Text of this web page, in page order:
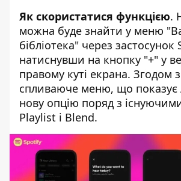
Як скористатися функцією.
можна буде знайти у меню
бібліотека" через застосунок
натиснувши на кнопку "+" у
правому куті екрана. Згодом
спливаюче меню, що показує
нову опцію поряд з
Playlist і Blend.